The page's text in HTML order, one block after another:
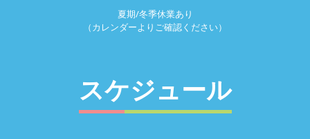
夏期/冬季休業あり
（カレンダーよりご確認ください）
スケジュール